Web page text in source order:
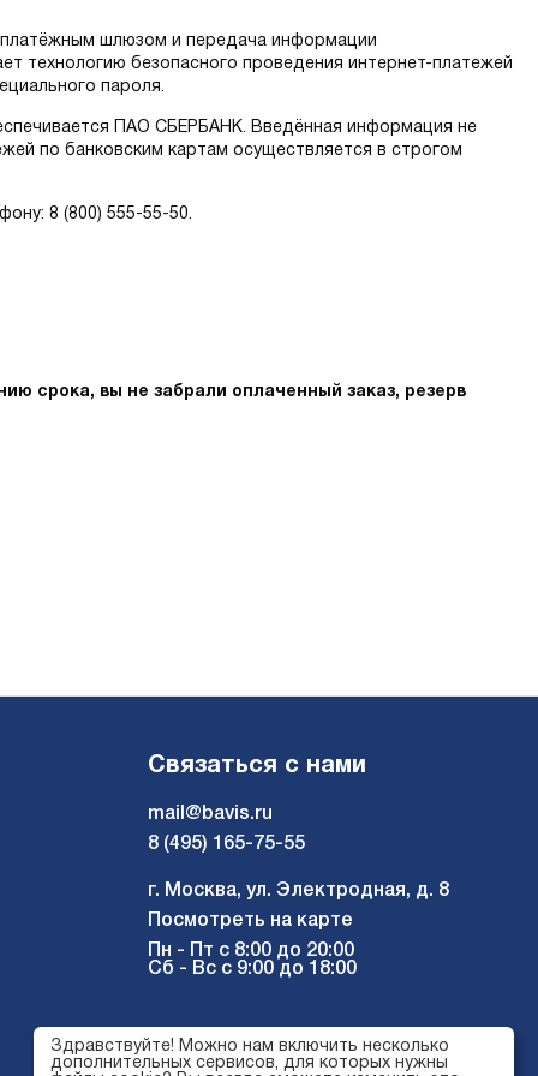
шлюзом и передача информации
технологию безопасного проведения интернет-платежей
пароля.
ПАО СБЕРБАНК. Введённая информация не
по банковским картам осуществляется в строгом
8 (800) 555-55-50.
срока, вы не забрали оплаченный заказ, резерв
Связаться с нами
mail@bavis.ru
8 (495) 165-75-55
г. Москва, ул. Электродная, д. 8
Посмотреть на карте
Пн - Пт с 8:00 до 20:00
Сб - Вс с 9:00 до 18:00
Здравствуйте! Можно нам включить несколько
дополнительных сервисов, для которых нужны